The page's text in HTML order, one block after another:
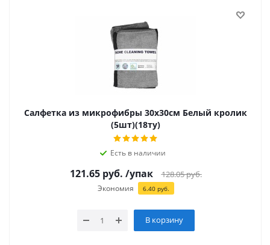
Салфетка из микрофибры 30х30см Белый кролик
(5шт)(18ту)
Есть в наличии
121.65руб. /упак 128.05руб.
Экономия 6.40руб.
В корзину